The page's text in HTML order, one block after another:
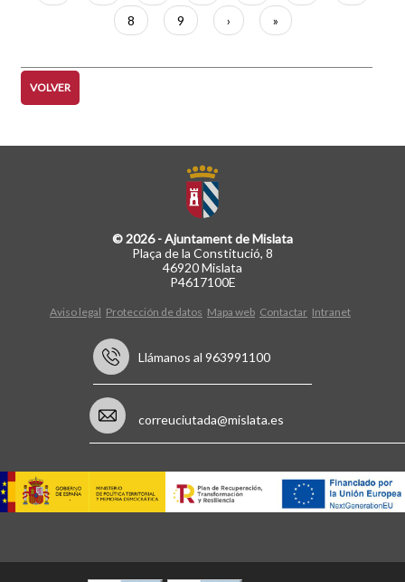
actual
Página
8 Página
9
Siguiente
página
›
Última
página
»
VOLVER
© 2026 - Ajuntament de Mislata
Plaça de la Constitució, 8
46920 Mislata
P4617100E
Aviso legal Protección de datos Mapa web Contactar Intranet
Llámanos al 963991100
correuciutada@mislata.es